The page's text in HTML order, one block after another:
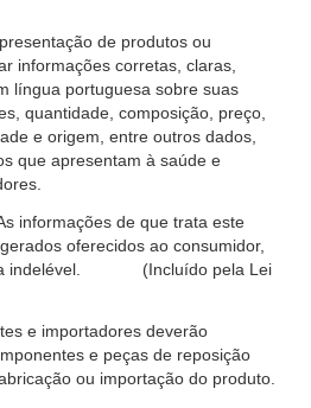
de produtos ou
informações corretas, claras,
língua portuguesa sobre suas
quantidade, composição, preço,
e origem, entre outros dados,
que apresentam à saúde e
informações de que trata este
oferecidos ao consumidor,
indelével. (Incluído pela Lei
e importadores deverão
e peças de reposição
ou importação do produto.